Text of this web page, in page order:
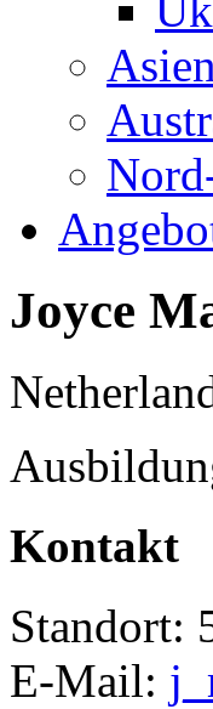
Asien
Joyce
Kontakt
Standort:
E-Mail: